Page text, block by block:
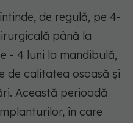
de regulă, pe 4-
până la
- 4 luni la mandibulă,
de calitatea osoasă și
Această perioadă
în care